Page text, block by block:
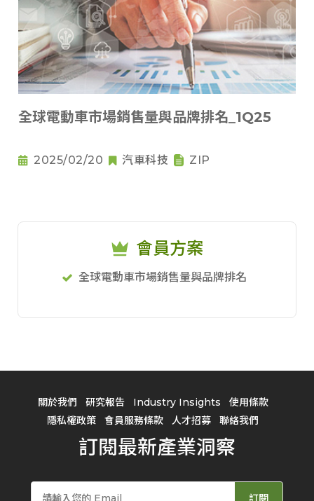
全球電動車市場銷售量與品牌排名_1Q25
2025/02/20 汽車科技 ZIP
會員方案
全球電動車市場銷售量與品牌排名
關於我們 研究報告 Industry Insights
使用條款
隱私權政策
會員服務條款 人才招募 聯絡我們
訂閱最新產業洞察
訂閱